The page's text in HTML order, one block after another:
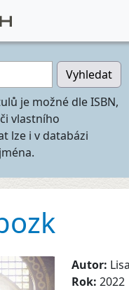
Vyhledat
je možné dle ISBN,
či vlastního
lze i v databázi
Autor:
Rok: 2022